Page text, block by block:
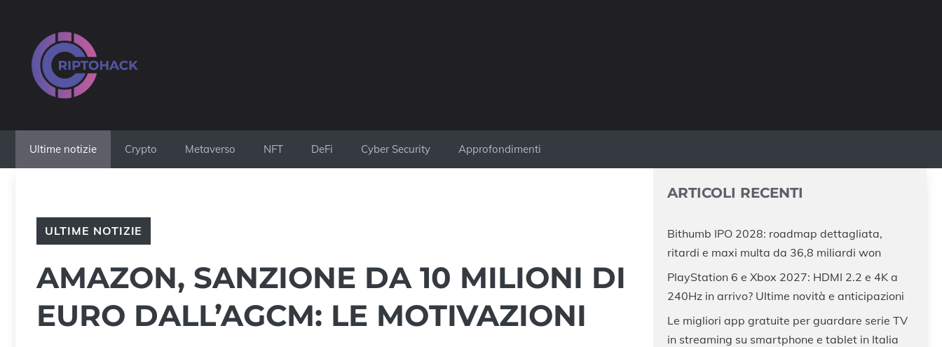
contenuto
Ultime notizie Crypto Metaverso NFT DeFi Cyber Security Approfondimenti
ULTIME NOTIZIE
AMAZON, SANZIONE DA 10 MILIONI DI
EURO DALL’AGCM: LE MOTIVAZIONI
ARTICOLI RECENTI
Bithumb IPO 2028: roadmap dettagliata,
ritardi e maxi multa da 36,8 miliardi won
PlayStation 6 e Xbox 2027: HDMI 2.2 e 4K a
240Hz in arrivo? Ultime novità e anticipazioni
Le migliori app gratuite per guardare serie TV
in streaming su smartphone e tablet in Italia